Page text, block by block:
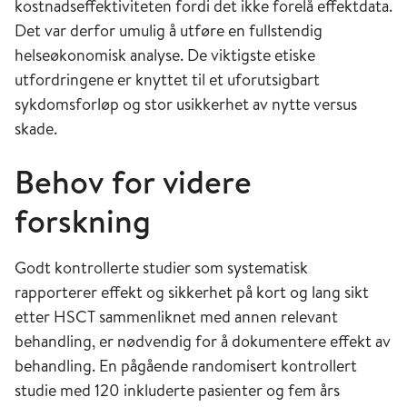
kostnadseffektiviteten fordi det ikke forelå effektdata.
Det var derfor umulig å utføre en fullstendig
helseøkonomisk analyse. De viktigste etiske
utfordringene er knyttet til et uforutsigbart
sykdomsforløp og stor usikkerhet av nytte versus
skade.
Behov for videre
forskning
Godt kontrollerte studier som systematisk
rapporterer effekt og sikkerhet på kort og lang sikt
etter HSCT sammenliknet med annen relevant
behandling, er nødvendig for å dokumentere effekt av
behandling. En pågående randomisert kontrollert
studie med 120 inkluderte pasienter og fem års